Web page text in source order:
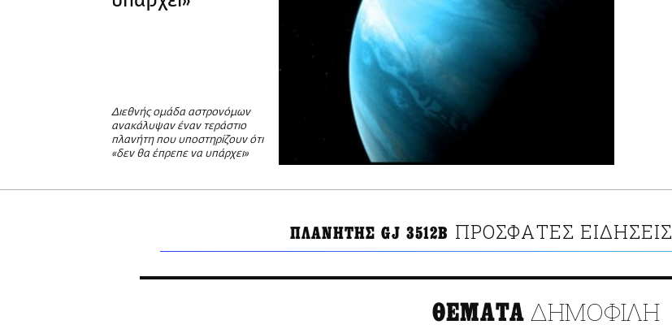
Διεθνής ομάδα αστρονόμων
ανακάλυψαν έναν τεράστιο
πλανήτη που υποστηρίζουν ότι
«δεν θα έπρεπε να υπάρχει»
ΠΛΑΝΗΤΗΣ GJ 3512B ΠΡΟΣΦΑΤΕΣ ΕΙΔΗΣΕΙΣ
ΘΕΜΑΤΑ ΔΗΜΟΦΙΛΗ